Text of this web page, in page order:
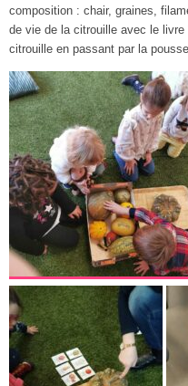
composition : chair, graines,
de vie de la citrouille avec le livre
citrouille en passant par la